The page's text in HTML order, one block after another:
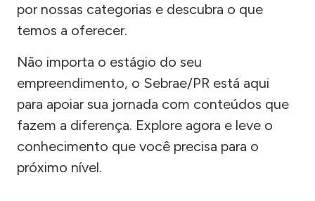
por nossas categorias e descubra o que
temos a oferecer.
Não importa o estágio do seu
empreendimento, o Sebrae/PR está aqui
para apoiar sua jornada com conteúdos que
fazem a diferença. Explore agora e leve o
conhecimento que você precisa para o
próximo nível.